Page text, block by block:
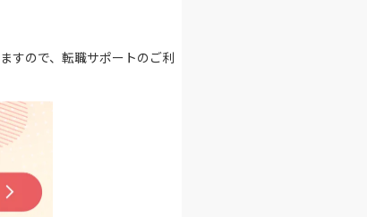
すので、転職サポートのご利